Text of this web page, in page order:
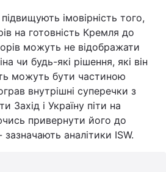
імовірність того,
на готовність Кремля до
можуть не відображати
чи будь-які рішення, які він
можуть бути частиною
внутрішні суперечки з
Захід і Україну піти на
привернути його до
аналітики ISW.